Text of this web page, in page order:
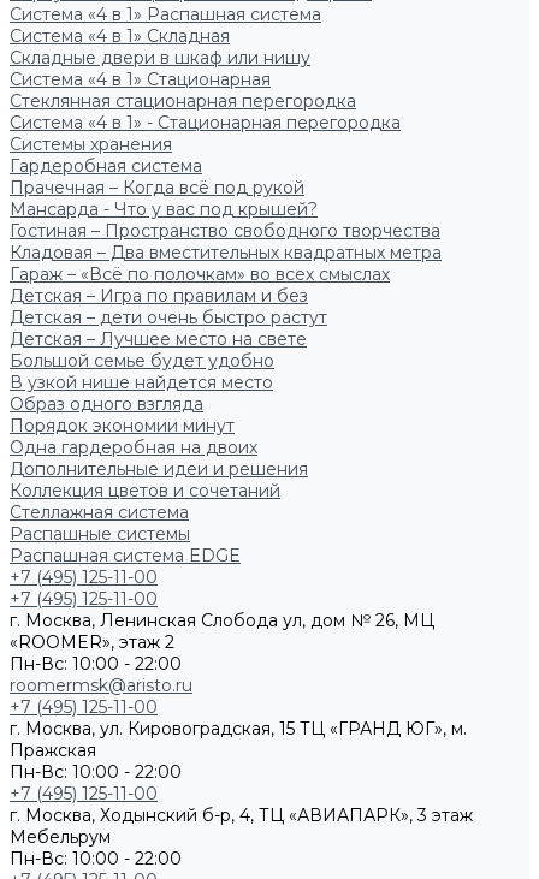
Система «4 в 1» Распашная система
Система «4 в 1» Складная
Складные двери в шкаф или нишу
Система «4 в 1» Стационарная
Стеклянная стационарная перегородка
Система «4 в 1» - Стационарная перегородка
Системы хранения
Гардеробная система
Прачечная – Когда всё под рукой
Мансарда - Что у вас под крышей?
Гостиная – Пространство свободного творчества
Кладовая – Два вместительных квадратных метра
Гараж – «Всё по полочкам» во всех смыслах
Детская – Игра по правилам и без
Детская – дети очень быстро растут
Детская – Лучшее место на свете
Большой семье будет удобно
В узкой нише найдется место
Образ одного взгляда
Порядок экономии минут
Одна гардеробная на двоих
Дополнительные идеи и решения
Коллекция цветов и сочетаний
Стеллажная система
Распашные системы
Распашная система EDGE
+7 (495) 125-11-00
+7 (495) 125-11-00
г. Москва, Ленинская Слобода ул, дом № 26, МЦ
«ROOMER», этаж 2
Пн-Вс: 10:00 - 22:00
roomermsk@aristo.ru
+7 (495) 125-11-00
г. Москва, ул. Кировоградская, 15 ТЦ «ГРАНД ЮГ», м.
Пражская
Пн-Вс: 10:00 - 22:00
+7 (495) 125-11-00
г. Москва, Ходынский б-р, 4, ТЦ «АВИАПАРК», 3 этаж
Мебельрум
Пн-Вс: 10:00 - 22:00